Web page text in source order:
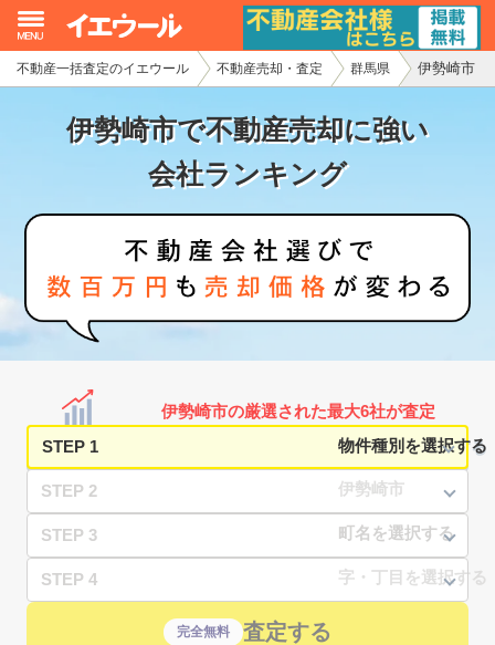
不動産一括査定のイエウール 不動産売却・査定 群馬県 伊勢崎市
伊勢崎市で不動産売却に強い
会社ランキング
伊勢崎市の厳選された最大6社が査定
STEP 1
STEP 2
STEP 3
STEP 4
完全無料 査定する
イエウール加盟希望の不動産会社様
初めての方へ
不動産の売却・一括査定
家査定シミュレーター
お問い合わせ